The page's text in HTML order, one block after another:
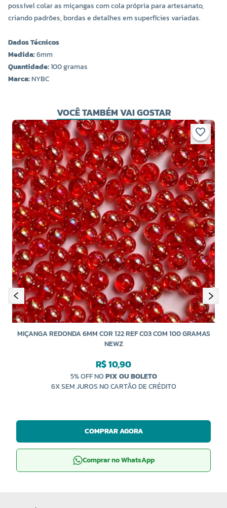
possível colar as miçangas com cola própria para artesanato,
criando padrões, bordas e detalhes em superfícies variadas.
Dados Técnicos
Medida:6mm
Quantidade:100 gramas
Marca:NYBC
VOCÊ TAMBÉM VAI GOSTAR
MIÇANGA REDONDA 6MM COR 122 REF C03 COM 100 GRAMAS
NEWZ
R$ 10,90
5% OFF NOPIX OU BOLETO
6X SEM JUROS NO CARTÃO DE CRÉDITO
COMPRAR AGORA
Comprar no WhatsApp